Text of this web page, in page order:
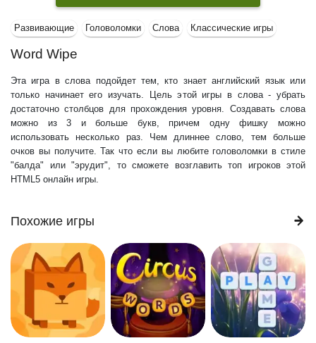
Развивающие Головоломки Слова Классические игры
Word Wipe
Эта игра в слова подойдет тем, кто знает английский язык или
только начинает его изучать. Цель этой игры в слова - убрать
достаточно столбцов для прохождения уровня. Создавать слова
можно из 3 и больше букв, причем одну фишку можно
использовать несколько раз. Чем длиннее слово, тем больше
очков вы получите. Так что если вы любите головоломки в стиле
"балда" или "эрудит", то сможете возглавить топ игроков этой
HTML5 онлайн игры.
Похожие игры